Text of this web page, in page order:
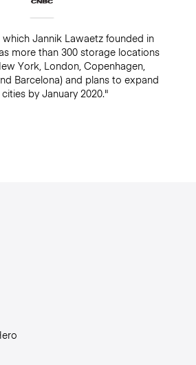
Jannik Lawaetz founded in
more than 300 storage locations
York, London, Copenhagen,
Barcelona) and plans to expand
by January 2020."